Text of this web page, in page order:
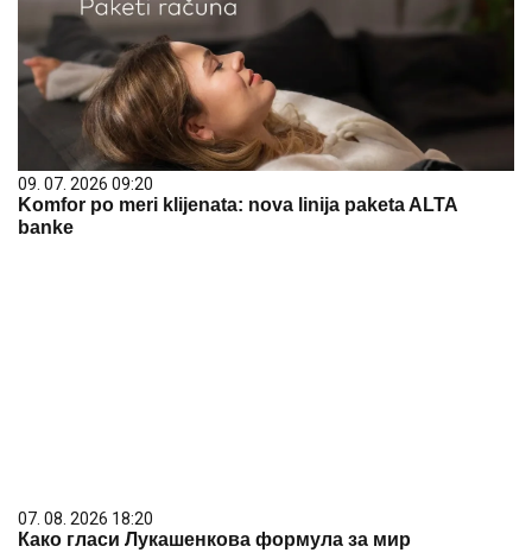
09. 07. 2026 09:20
Komfor po meri klijenata: nova linija paketa ALTA
banke
07. 08. 2026 18:20
Како гласи Лукашенкова формула за мир